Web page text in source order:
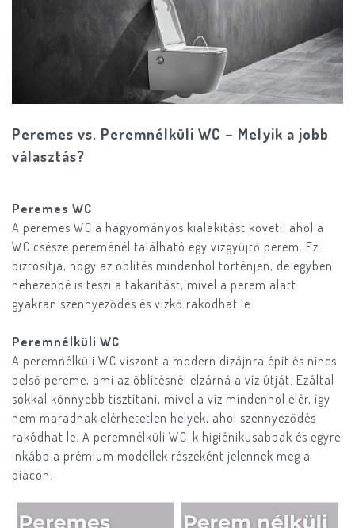
Peremes vs. Peremnélküli WC – Melyik a jobb
választás?
Peremes WC
A peremes WC a hagyományos kialakítást követi, ahol a
WC csésze pereménél található egy vízgyűjtő perem. Ez
biztosítja, hogy az öblítés mindenhol történjen, de egyben
nehezebbé is teszi a takarítást, mivel a perem alatt
gyakran szennyeződés és vízkő rakódhat le.
Peremnélküli WC
A peremnélküli WC viszont a modern dizájnra épít és nincs
belső pereme, ami az öblítésnél elzárná a víz útját. Ezáltal
sokkal könnyebb tisztítani, mivel a víz mindenhol elér, így
nem maradnak elérhetetlen helyek, ahol szennyeződés
rakódhat le. A peremnélküli WC-k higiénikusabbak és egyre
inkább a prémium modellek részeként jelennek meg a
piacon.